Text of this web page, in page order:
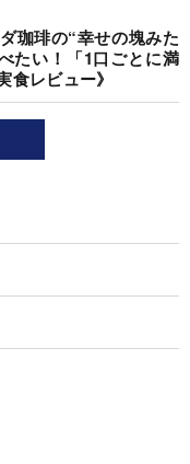
珈琲の“幸せの塊みた
たい！「1口ごとに満
食レビュー》